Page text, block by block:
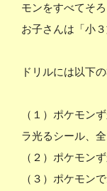
モンをすべてそ
お子さんは「小
ドリルには以下
（１）ポケモン
ラ光るシール、全
（２）ポケモン
（３）ポケモン